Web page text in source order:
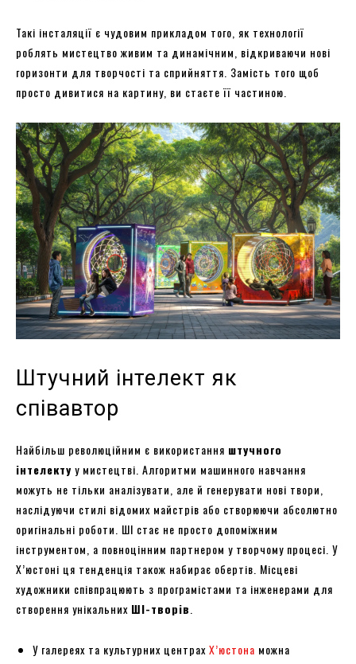
Такі інсталяції є чудовим прикладом того, як технології
роблять мистецтво живим та динамічним, відкриваючи нові
горизонти для творчості та сприйняття. Замість того щоб
просто дивитися на картину, ви стаєте її частиною.
Штучний інтелект як
співавтор
Найбільш революційним є використання штучного
інтелекту у мистецтві. Алгоритми машинного навчання
можуть не тільки аналізувати, але й генерувати нові твори,
наслідуючи стилі відомих майстрів або створюючи абсолютно
оригінальні роботи. ШІ стає не просто допоміжним
інструментом, а повноцінним партнером у творчому процесі. У
Х’юстоні ця тенденція також набирає обертів. Місцеві
художники співпрацюють з програмістами та інженерами для
створення унікальних ШІ-творів
У галереях та культурних центрахХ’юстона можна